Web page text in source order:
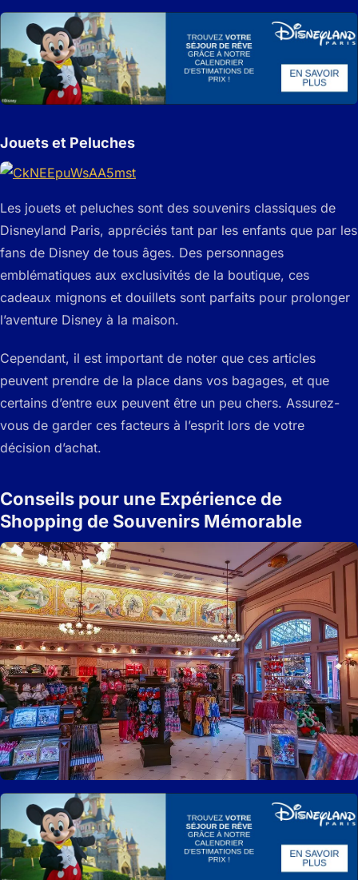
Jouets et Peluches
Les jouets et peluches sont des souvenirs classiques de
Disneyland Paris, appréciés tant par les enfants que par les
fans de Disney de tous âges. Des personnages
emblématiques aux exclusivités de la boutique, ces
cadeaux mignons et douillets sont parfaits pour prolonger
l’aventure Disney à la maison.
Cependant, il est important de noter que ces articles
peuvent prendre de la place dans vos bagages, et que
certains d’entre eux peuvent être un peu chers. Assurez-
vous de garder ces facteurs à l’esprit lors de votre
décision d’achat.
Conseils pour une Expérience de
Shopping de Souvenirs Mémorable